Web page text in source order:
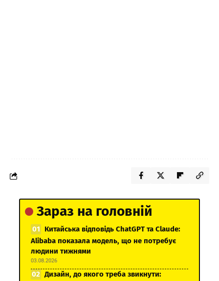
Зараз на головній
Китайська відповідь ChatGPT та Claude:
Alibaba показала модель, що не потребує
людини тижнями
03.08.2026
Дизайн, до якого треба звикнути: